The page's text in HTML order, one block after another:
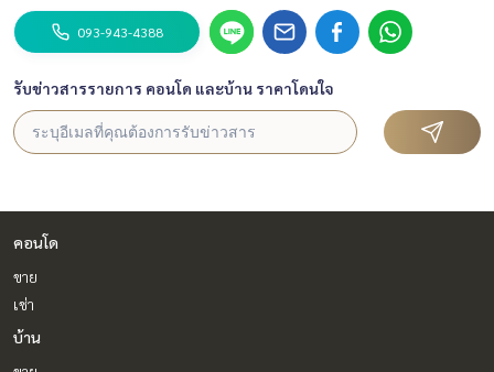
093-943-4388
รับข่าวสารรายการ คอนโด และบ้าน ราคาโดนใจ
คอนโด
ขาย
เช่า
บ้าน